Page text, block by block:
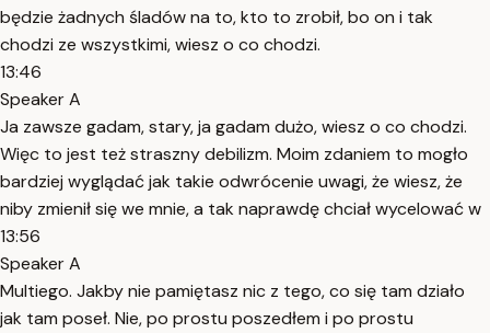
będzie żadnych śladów na to, kto to zrobił, bo on i tak
chodzi ze wszystkimi, wiesz o co chodzi.
13:46
Speaker A
Ja zawsze gadam, stary, ja gadam dużo, wiesz o co chodzi.
Więc to jest też straszny debilizm. Moim zdaniem to mogło
bardziej wyglądać jak takie odwrócenie uwagi, że wiesz, że
niby zmienił się we mnie, a tak naprawdę chciał wycelować w
13:56
Speaker A
Multiego. Jakby nie pamiętasz nic z tego, co się tam działo
jak tam poseł. Nie, po prostu poszedłem i po prostu